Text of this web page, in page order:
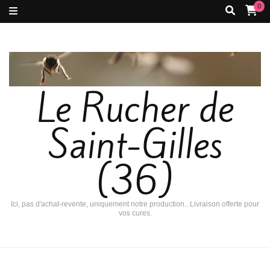
0
Le Rucher de
Saint-Gilles
(36)
Ici, pas d'achat-revente, uniquement notre production.. Livraison offerte pour
vos cures.